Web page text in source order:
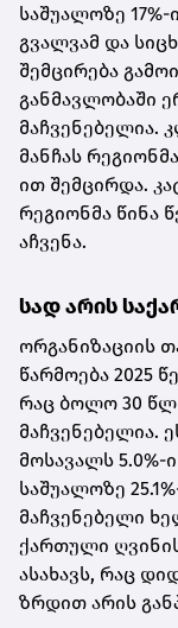
საშუალოზე
გვალვამ და
შემცირება
განმავლობაში
მაჩვენებელია.
მანჩას
ით შემცირდა.
რეგიონმა წინა
აჩვენა.
სად არის
ორგანიზაციის
წარმოება 2025
რაც ბოლო 30
მაჩვენებელია.
მოსავალს 5.0%-
საშუალოზე
მაჩვენებელი
ქართული
ასახავს, რაც
ზრდით არის